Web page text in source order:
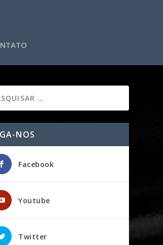
NOS
Facebook
Youtube
Twitter